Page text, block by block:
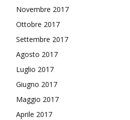
Novembre 2017
Ottobre 2017
Settembre 2017
Agosto 2017
Luglio 2017
Giugno 2017
Maggio 2017
Aprile 2017